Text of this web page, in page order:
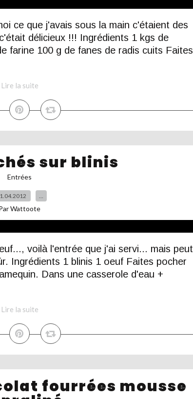
ce que j'avais sous la main c'étaient des
délicieux !!! Ingrédients 1 kgs de
farine 100 g de fanes de radis cuits Faites
Lire la suite
sur blinis
Entrées
…
Wattoote
voilà l'entrée que j'ai servi... mais peut
Ingrédients 1 blinis 1 oeuf Faites pocher
Dans une casserole d'eau +
Lire la suite
fourrées mousse